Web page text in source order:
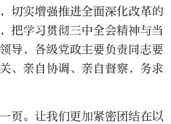
切实增强推进全面深化改革的
把学习贯彻三中全会精神与当
导，各级党政主要负责同志要
、亲自协调、亲自督察，务求
页。让我们更加紧密团结在以